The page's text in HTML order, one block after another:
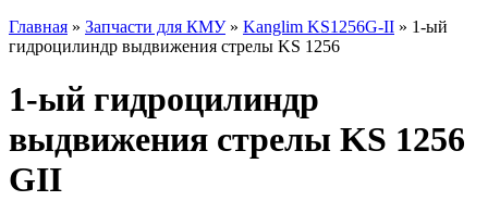
Главная » Запчасти для КМУ» Kanglim KS1256G-II » 1-ый
гидроцилиндр выдвижения стрелы KS 1256
1-ый гидроцилиндр
выдвижения стрелы KS 1256
GII